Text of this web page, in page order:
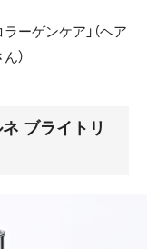
ーゲンケア」（ヘア
）
ブライトリ